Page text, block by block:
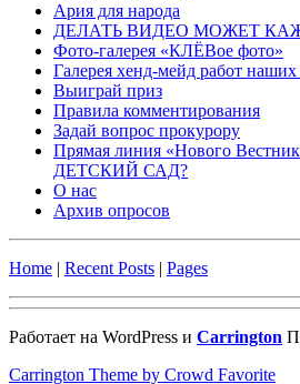
Ария для народа
ДЕЛАТЬ ВИДЕО МОЖЕТ
Фото-галерея «КЛЁВое фото»
Галерея хенд-мейд работ наших
Выиграй приз
Правила комментирования
Задай вопрос прокурору
Прямая линия «Нового
ДЕТСКИЙ САД?
О нас
Архив опросов
Home | Recent Posts | Pages
Работает на WordPress и Carrington
Carrington Theme by Crowd Favorite